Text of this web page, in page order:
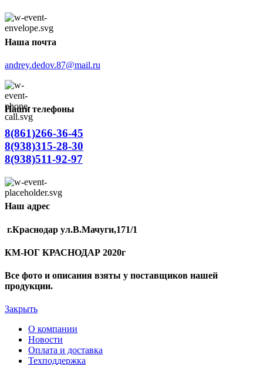
Наша почта
andrey.dedov.87@mail.ru
Наши телефоны
8(861)266-36-45
8(938)315-28-30
8(938)511-92-97
Наш адрес
г.Краснодар ул.В.Мачуги,171/1
КМ-ЮГ КРАСНОДАР 2020г
Все фото и описания взяты у поставщиков нашей
продукции.
Закрыть
О компании
Новости
Оплата и доставка
Техподдержка